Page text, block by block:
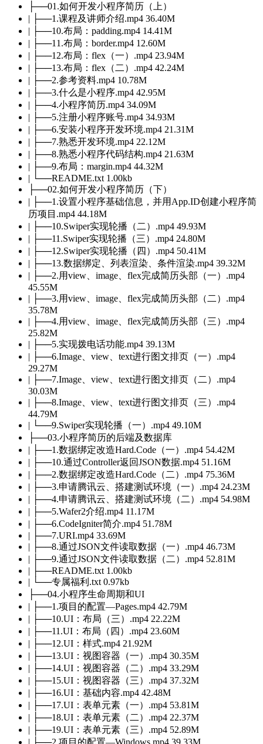
├──01.如何开发小程序简历（上）
| ├──1.课程及讲师介绍.mp4 36.40M
| ├──10.布局：padding.mp4 14.41M
| ├──11.布局：border.mp4 12.60M
| ├──12.布局：flex（一）.mp4 23.94M
| ├──13.布局：flex（二）.mp4 42.24M
| ├──2.参考资料.mp4 10.78M
| ├──3.什么是小程序.mp4 42.95M
| ├──4.小程序简历.mp4 34.09M
| ├──5.注册小程序账号.mp4 34.93M
| ├──6.安装小程序开发环境.mp4 21.31M
| ├──7.熟悉开发环境.mp4 22.12M
| ├──8.熟悉小程序代码结构.mp4 21.63M
| ├──9.布局：margin.mp4 44.32M
| └──README.txt 1.00kb
├──02.如何开发小程序简历（下）
| ├──1.设置小程序基础信息，并用App.ID创建小程序简
历项目.mp4 44.18M
| ├──10.Swiper实现轮播（二）.mp4 49.93M
| ├──11.Swiper实现轮播（三）.mp4 24.80M
| ├──12.Swiper实现轮播（四）.mp4 50.41M
| ├──13.数据绑定、列表渲染、条件渲染.mp4 39.32M
| ├──2.用view、image、flex完成简历头部（一）.mp4
45.55M
| ├──3.用view、image、flex完成简历头部（二）.mp4
35.78M
| ├──4.用view、image、flex完成简历头部（三）.mp4
25.82M
| ├──5.实现拨电话功能.mp4 39.13M
| ├──6.Image、view、text进行图文排页（一）.mp4
29.27M
| ├──7.Image、view、text进行图文排页（二）.mp4
30.03M
| ├──8.Image、view、text进行图文排页（三）.mp4
44.79M
| └──9.Swiper实现轮播（一）.mp4 49.10M
├──03.小程序简历的后端及数据库
| ├──1.数据绑定改造Hard.Code（一）.mp4 54.42M
| ├──10.通过Controller返回JSON数据.mp4 51.16M
| ├──2.数据绑定改造Hard.Code（二）.mp4 75.36M
| ├──3.申请腾讯云、搭建测试环境（一）.mp4 24.23M
| ├──4.申请腾讯云、搭建测试环境（二）.mp4 54.98M
| ├──5.Wafer2介绍.mp4 11.17M
| ├──6.CodeIgniter简介.mp4 51.78M
| ├──7.URI.mp4 33.69M
| ├──8.通过JSON文件读取数据（一）.mp4 46.73M
| ├──9.通过JSON文件读取数据（二）.mp4 52.81M
| ├──README.txt 1.00kb
| └──专属福利.txt 0.97kb
├──04.小程序生命周期和UI
| ├──1.项目的配置—Pages.mp4 42.79M
| ├──10.UI：布局（三）.mp4 22.22M
| ├──11.UI：布局（四）.mp4 23.60M
| ├──12.UI：样式.mp4 21.92M
| ├──13.UI：视图容器（一）.mp4 30.35M
| ├──14.UI：视图容器（二）.mp4 33.29M
| ├──15.UI：视图容器（三）.mp4 37.32M
| ├──16.UI：基础内容.mp4 42.48M
| ├──17.UI：表单元素（一）.mp4 53.81M
| ├──18.UI：表单元素（二）.mp4 22.37M
| ├──19.UI：表单元素（三）.mp4 52.89M
| ├──2.项目的配置—Windows.mp4 39.33M